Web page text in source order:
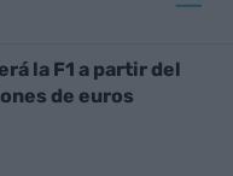
la F1 a partir del
de euros